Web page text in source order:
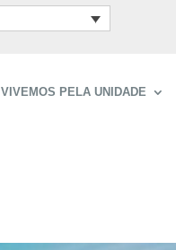
VIVEMOS PELA UNIDADE